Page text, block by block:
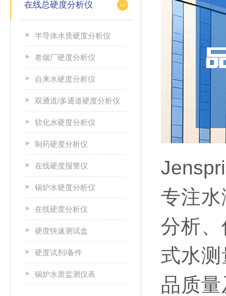
在线总硬度分析仪
半导体水质硬度分析仪
卷烟厂硬度分析仪
自来水硬度分析仪
双通道/多通道硬度分析仪
软化水硬度分析仪
制药硬度分析仪
在线硬度报警仪
锅炉水硬度分析仪
在线硬度分析仪
硬度快速测试盒
硬度试剂/备件
锅炉水质监测仪表
专注
分析
式水
品质